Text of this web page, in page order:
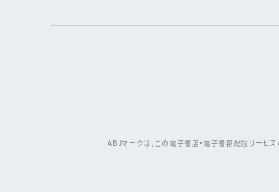
ABJマークは、この電子書店・電子書籍配信サービ